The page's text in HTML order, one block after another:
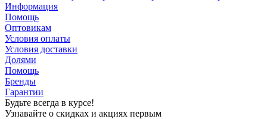
Информация
Помощь
Оптовикам
Условия оплаты
Условия доставки
Долями
Помощь
Бренды
Гарантии
Будьте всегда в курсе!
Узнавайте о скидках и акциях первым